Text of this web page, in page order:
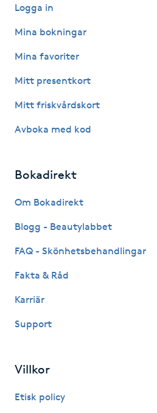
Hudvård
Hyperhidros
Hårbottenbehandling
Hårvård
Hälsprickor
Idrottsmassage
IPL
Logga in
Mina bokningar
Mina favoriter
Mitt presentkort
Mitt friskvårdskort
Avboka med kod
Bokadirekt
Om Bokadirekt
Blogg - Beautylabbet
FAQ - Skönhetsbehandlingar
Fakta & Råd
Karriär
Support
Villkor
Etisk policy